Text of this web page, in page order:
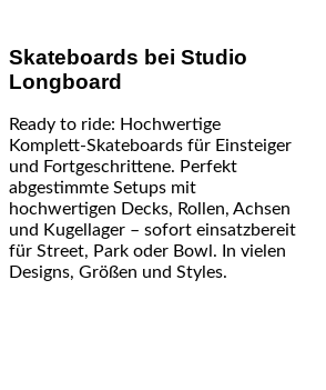
Skateboards bei Studio
Longboard
Ready to ride: Hochwertige
Komplett-Skateboards für Einsteiger
und Fortgeschrittene. Perfekt
abgestimmte Setups mit
hochwertigen Decks, Rollen, Achsen
und Kugellager – sofort einsatzbereit
für Street, Park oder Bowl. In vielen
Designs, Größen und Styles.